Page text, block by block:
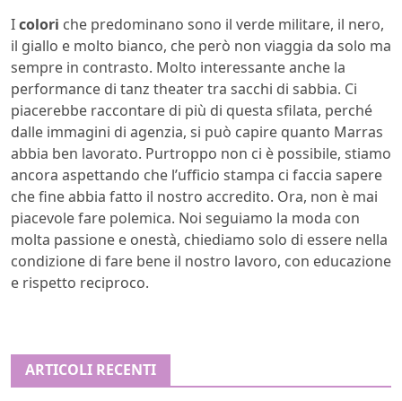
Icolori che predominano sono il verde militare, il nero,
il giallo e molto bianco, che però non viaggia da solo ma
sempre in contrasto. Molto interessante anche la
performance di tanz theater tra sacchi di sabbia. Ci
piacerebbe raccontare di più di questa sfilata, perché
dalle immagini di agenzia, si può capire quanto Marras
abbia ben lavorato. Purtroppo non ci è possibile, stiamo
ancora aspettando che l’ufficio stampa ci faccia sapere
che fine abbia fatto il nostro accredito. Ora, non è mai
piacevole fare polemica. Noi seguiamo la moda con
molta passione e onestà, chiediamo solo di essere nella
condizione di fare bene il nostro lavoro, con educazione
e rispetto reciproco.
ARTICOLI RECENTI